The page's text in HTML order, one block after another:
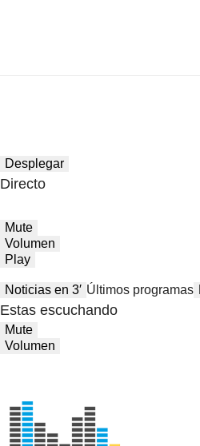
Desplegar
Directo
Mute
Volumen
Play
Noticias en 3′ Últimos programas
Estas escuchando
Mute
Volumen